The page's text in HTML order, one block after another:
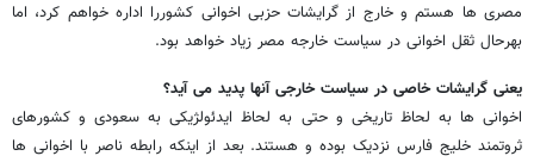
مصری ها هستم و خارج از گرایشات حزبی اخوانی کشوررا اداره خواهم کرد، اما
بهرحال ثقل اخوانی در سیاست خارجه مصر زیاد خواهد بود.
یعنی گرایشات خاصی در سیاست خارجی آنها پدید می آید؟
اخوانی ها به لحاظ تاریخی و حتی به لحاظ ایدئولژیکی به سعودی و کشورهای
ثروتمند خلیج فارس نزدیک بوده و هستند. بعد از اینکه رابطه ناصر با اخوانی ها